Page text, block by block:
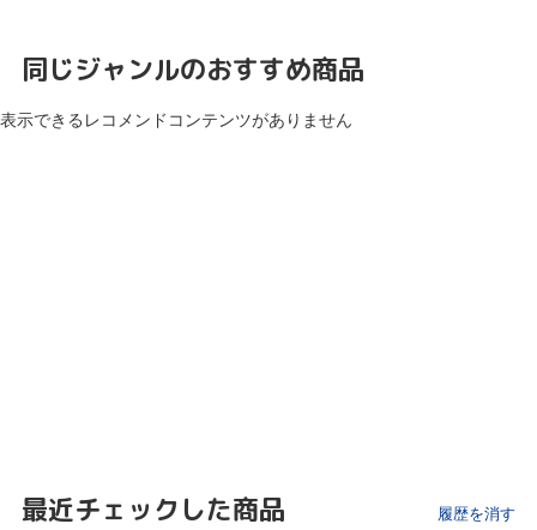
同じジャンルのおすすめ商品
表示できるレコメンドコンテンツがありません
最近チェックした商品 履歴を消す